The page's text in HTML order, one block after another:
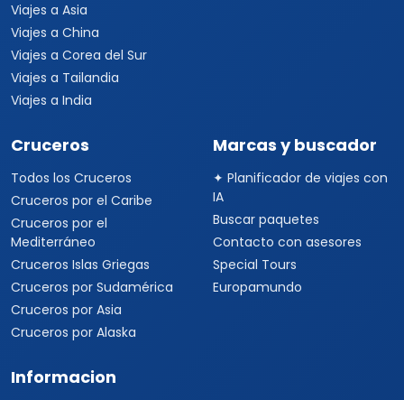
Viajes a Asia
Viajes a China
Viajes a Corea del Sur
Viajes a Tailandia
Viajes a India
Cruceros
Todos los Cruceros
Cruceros por el Caribe
Cruceros por el
Mediterráneo
Cruceros Islas Griegas
Cruceros por Sudamérica
Cruceros por Asia
Cruceros por Alaska
Marcas y buscador
✦ Planificador de viajes con
IA
Buscar paquetes
Contacto con asesores
Special Tours
Europamundo
Informacion